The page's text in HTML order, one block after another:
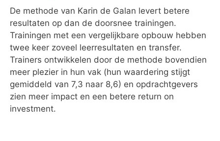
De methode van Karin de Galan levert betere
resultaten op dan de doorsnee trainingen.
Trainingen met een vergelijkbare opbouw hebben
twee keer zoveel leerresultaten en transfer.
Trainers ontwikkelen door de methode bovendien
meer plezier in hun vak (hun waardering stijgt
gemiddeld van 7,3 naar 8,6) en opdrachtgevers
zien meer impact en een betere return on
investment.